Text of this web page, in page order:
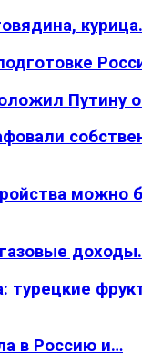
Путину
можно
турецкие
в Россию и…